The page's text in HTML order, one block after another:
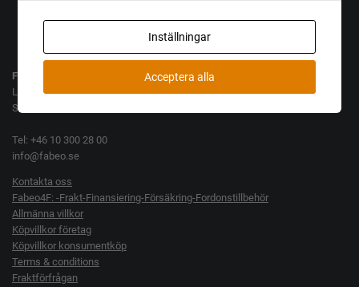
Fabeo AB
Lamellgatan 10
SE-261 35 Landskrona
Tel: +46 10 300 28 00
info@fabeo.se
Kontakta oss
Fabeo4F: -Frakt-Finansiering-Försäkring-Fordonstillbehör
Allmänna villkor
Köpvillkor företag
Köpvillkor konsumentköp
Terms & conditions
Fraktförfrågan
Inställningar
Acceptera alla